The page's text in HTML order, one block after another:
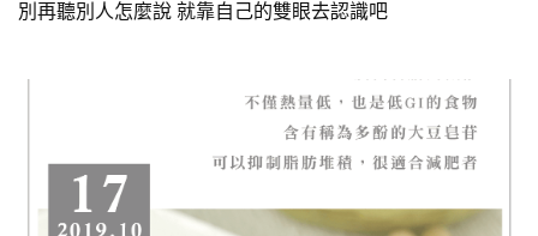
別再聽別人怎麼說 就靠自己的雙眼去認識吧